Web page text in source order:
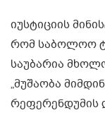
იუსტიციის
რომ საბოლოო
საუბარია
„მუშაობა
რეფერენდუმის